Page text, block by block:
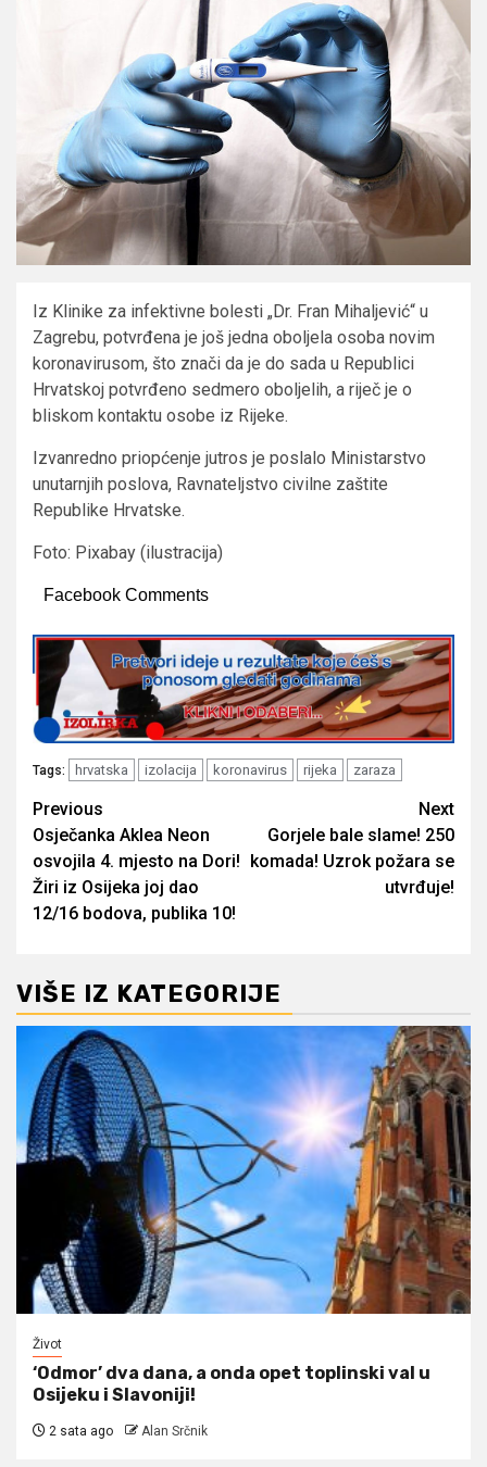
Iz Klinike za infektivne bolesti „Dr. Fran Mihaljević“ u
Zagrebu, potvrđena je još jedna oboljela osoba novim
koronavirusom, što znači da je do sada u Republici
Hrvatskoj potvrđeno sedmero oboljelih, a riječ je o
bliskom kontaktu osobe iz Rijeke.
Izvanredno priopćenje jutros je poslalo Ministarstvo
unutarnjih poslova, Ravnateljstvo civilne zaštite
Republike Hrvatske.
Foto: Pixabay (ilustracija)
Facebook Comments
Tags: hrvatska izolacija koronavirus rijeka zaraza
Post
navigation
Previous
Osječanka Aklea Neon
osvojila 4. mjesto na Dori!
Žiri iz Osijeka joj dao
12/16 bodova, publika 10!
Next
Gorjele bale slame! 250
komada! Uzrok požara se
utvrđuje!
VIŠE IZ KATEGORIJE
Život
‘Odmor’ dva dana, a onda opet toplinski val u
Osijeku i Slavoniji!
2 sata ago Alan Srčnik